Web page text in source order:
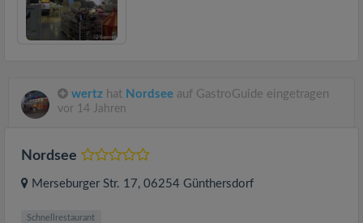
wertz hat Nordsee auf GastroGuide eingetragen
vor 14 Jahren
Nordsee
Merseburger Str. 17, 06254 Günthersdorf
Schnellrestaurant